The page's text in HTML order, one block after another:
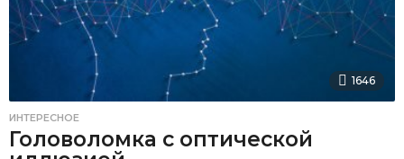
1646
ИНТЕРЕСНОЕ
Головоломка с оптической